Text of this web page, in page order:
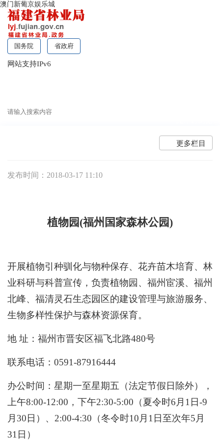
澳门新葡京娱乐城
国务院 省政府
网站支持IPv6
更多栏目
发布时间：2018-03-17 11:10
植物园(福州国家森林公园)
开展植物引种驯化与物种保存、花卉苗木培育、林
业科研与科普宣传，负责植物园、福州宦溪、福州
北峰、福清灵石生态园区的建设管理与旅游服务、
生物多样性保护与森林资源保育。
地 址：福州市晋安区福飞北路480号
联系电话：0591-87916444
办公时间：星期一至星期五（法定节假日除外），
上午8:00-12:00，下午2:30-5:00（夏令时6月1日-9
月30日）、2:00-4:30（冬令时10月1日至次年5月
31日）